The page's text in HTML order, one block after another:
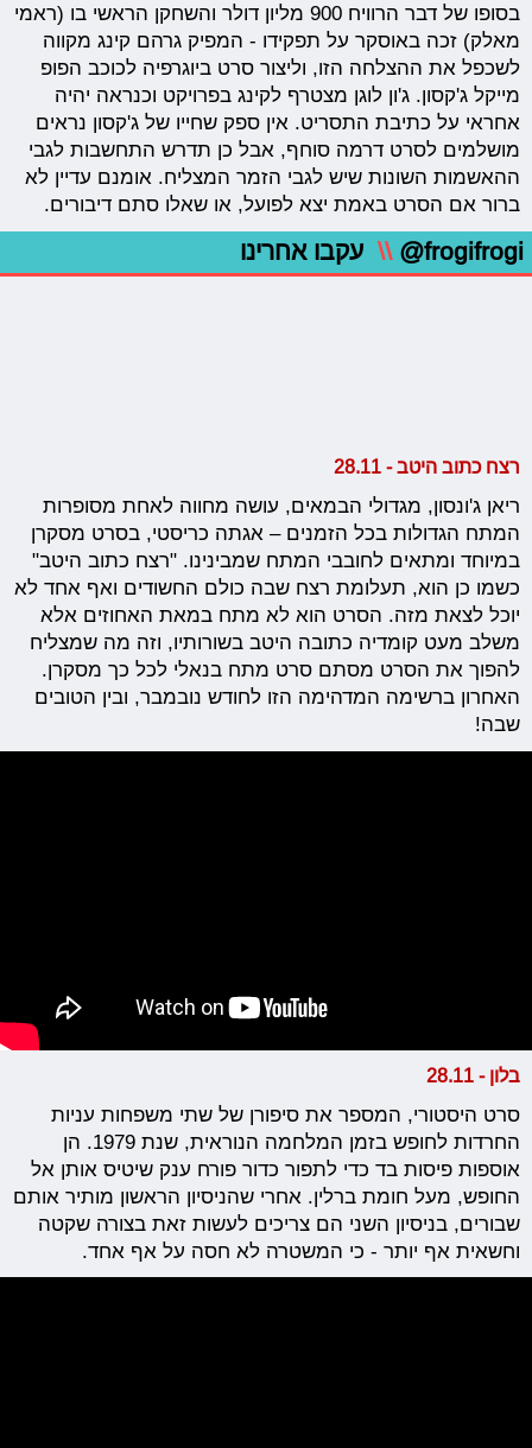
בסופו של דבר הרוויח 900 מליון דולר והשחקן הראשי בו (ראמי
מאלק) זכה באוסקר על תפקידו - המפיק גרהם קינג מקווה
לשכפל את ההצלחה הזו, וליצור סרט ביוגרפיה לכוכב הפופ
מייקל ג'קסון. ג'ון לוגן מצטרף לקינג בפרויקט וכנראה יהיה
אחראי על כתיבת התסריט. אין ספק שחייו של ג'קסון נראים
מושלמים לסרט דרמה סוחף, אבל כן תדרש התחשבות לגבי
ההאשמות השונות שיש לגבי הזמר המצליח. אומנם עדיין לא
ברור אם הסרט באמת יצא לפועל, או שאלו סתם דיבורים.
@frogifrogi
\\ עקבו אחרינו
רצח כתוב היטב - 28.11
ריאן ג'ונסון, מגדולי הבמאים, עושה מחווה לאחת מסופרות
המתח הגדולות בכל הזמנים – אגתה כריסטי, בסרט מסקרן
במיוחד ומתאים לחובבי המתח שמבינינו. "רצח כתוב היטב"
כשמו כן הוא, תעלומת רצח שבה כולם החשודים ואף אחד לא
יוכל לצאת מזה. הסרט הוא לא מתח במאת האחוזים אלא
משלב מעט קומדיה כתובה היטב בשורותיו, וזה מה שמצליח
להפוך את הסרט מסתם סרט מתח בנאלי לכל כך מסקרן.
האחרון ברשימה המדהימה הזו לחודש נובמבר, ובין הטובים
שבה!
בלון - 28.11
סרט היסטורי, המספר את סיפורן של שתי משפחות עניות
החרדות לחופש בזמן המלחמה הנוראית, שנת 1979. הן
אוספות פיסות בד כדי לתפור כדור פורח ענק שיטיס אותן אל
החופש, מעל חומת ברלין. אחרי שהניסיון הראשון מותיר אותם
שבורים, בניסיון השני הם צריכים לעשות זאת בצורה שקטה
וחשאית אף יותר - כי המשטרה לא חסה על אף אחד.